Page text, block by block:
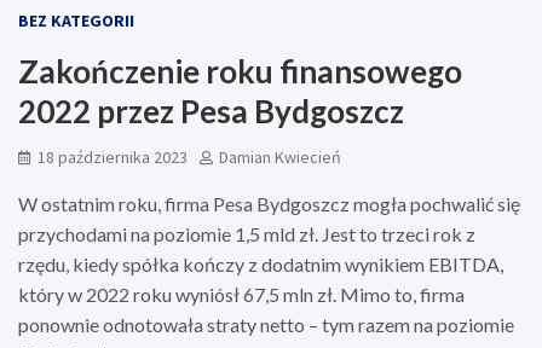
BEZ KATEGORII
Zakończenie roku finansowego
2022 przez Pesa Bydgoszcz
18 października 2023 Damian Kwiecień
W ostatnim roku, firma Pesa Bydgoszcz mogła pochwalić się
przychodami na poziomie 1,5 mld zł. Jest to trzeci rok z
rzędu, kiedy spółka kończy z dodatnim wynikiem EBITDA,
który w 2022 roku wyniósł 67,5 mln zł. Mimo to, firma
ponownie odnotowała straty netto – tym razem na poziomie